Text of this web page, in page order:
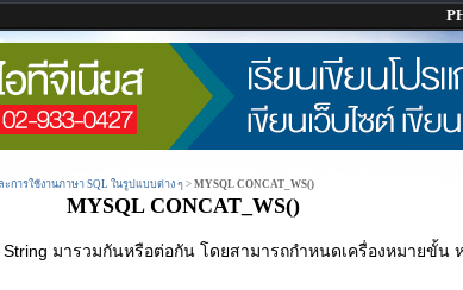
การใช้งานภาษา SQL ในรูปแบบต่าง ๆ> MYSQL CONCAT_WS()
MYSQL CONCAT_WS()
มารวมกันหรือต่อกัน โดยสามารถกำหนดเครื่องหมายขั้น